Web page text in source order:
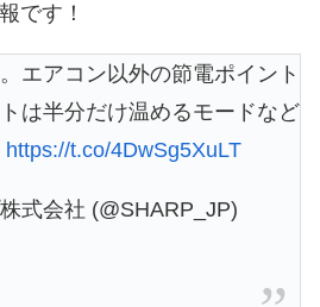
です！
エアコン以外の節電ポイント
は半分だけ温めるモードなど
https://t.co/4DwSg5XuLT
式会社 (@SHARP_JP)